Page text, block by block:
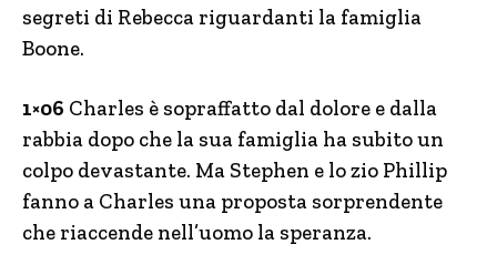
segreti di Rebecca riguardanti la famiglia
Boone.
1×06 Charles è sopraffatto dal dolore e dalla
rabbia dopo che la sua famiglia ha subito un
colpo devastante. Ma Stephen e lo zio Phillip
fanno a Charles una proposta sorprendente
che riaccende nell’uomo la speranza.